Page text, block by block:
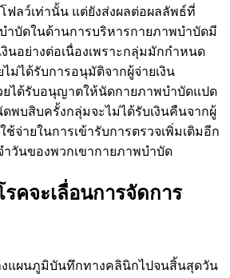
ฟลว์เท่านั้น แต่ยังส่งผลต่อผลลัพธ์ที่
บัดในด้านการบริหารกายภาพบำบัดมี
งินอย่างต่อเนื่องเพราะกลุ่มมักกำหนด
ม่ได้รับการอนุมัติจากผู้จ่ายเงิน
ยได้รับอนุญาตให้นัดกายภาพบำบัดแปด
พบสิบครั้งกลุ่มจะไม่ได้รับเงินคืนจากผู้
ช้จ่ายในการเข้ารับการตรวจเพิ่มเติมอีก
ำวันของพวกเขากายภาพบำบัด
คจะเลื่อนการจัดการ
งแผนภูมิบันทึกทางคลินิกไปจนสิ้นสุดวัน